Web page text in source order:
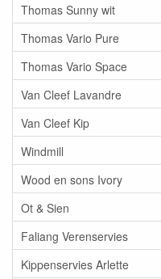
Thomas Sunny wit
Thomas Vario Pure
Thomas Vario Space
Van Cleef Lavandre
Van Cleef Kip
Windmill
Wood en sons Ivory
Ot & Sien
Faliang Verenservies
Kippenservies Arlette